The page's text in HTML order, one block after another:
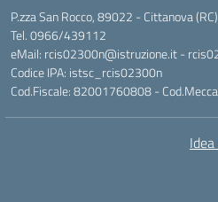
P.zza San Rocco, 89022 - Cittanova (RC)
Tel. 0966/439112
eMail: rcis02300n@istruzione.it -
Codice IPA: istsc_rcis02300n
Cod.Fiscale: 82001760808 -